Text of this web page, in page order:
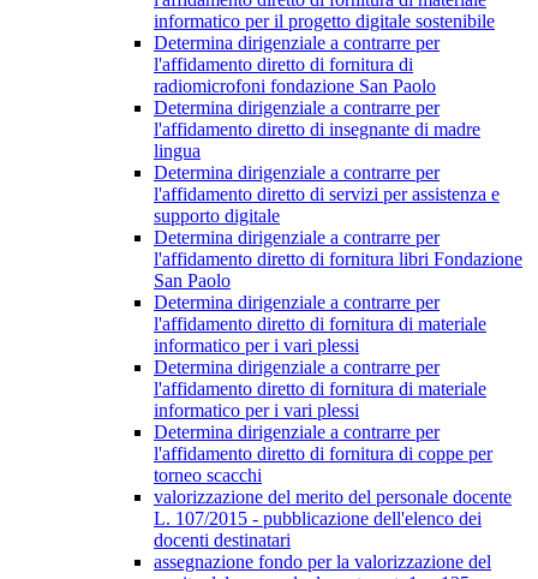
informatico per il progetto digitale sostenibile
Determina dirigenziale a contrarre per
l'affidamento diretto di fornitura di
radiomicrofoni fondazione San Paolo
Determina dirigenziale a contrarre per
l'affidamento diretto di insegnante di madre
lingua
Determina dirigenziale a contrarre per
l'affidamento diretto di servizi per assistenza e
supporto digitale
Determina dirigenziale a contrarre per
l'affidamento diretto di fornitura libri Fondazione
San Paolo
Determina dirigenziale a contrarre per
l'affidamento diretto di fornitura di materiale
informatico per i vari plessi
Determina dirigenziale a contrarre per
l'affidamento diretto di fornitura di materiale
informatico per i vari plessi
Determina dirigenziale a contrarre per
l'affidamento diretto di fornitura di coppe per
torneo scacchi
valorizzazione del merito del personale docente
L. 107/2015 - pubblicazione dell'elenco dei
docenti destinatari
assegnazione fondo per la valorizzazione del